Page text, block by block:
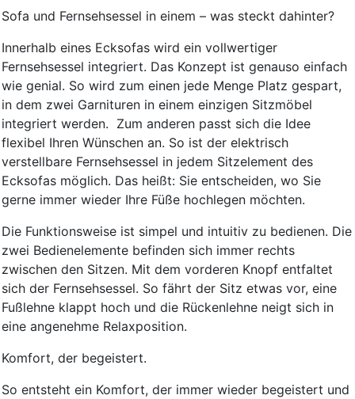
Sofa und Fernsehsessel in einem – was steckt dahinter?
Innerhalb eines Ecksofas wird ein vollwertiger
Fernsehsessel integriert. Das Konzept ist genauso einfach
wie genial. So wird zum einen jede Menge Platz gespart,
in dem zwei Garnituren in einem einzigen Sitzmöbel
integriert werden. Zum anderen passt sich die Idee
flexibel Ihren Wünschen an. So ist der elektrisch
verstellbare Fernsehsessel in jedem Sitzelement des
Ecksofas möglich. Das heißt: Sie entscheiden, wo Sie
gerne immer wieder Ihre Füße hochlegen möchten.
Die Funktionsweise ist simpel und intuitiv zu bedienen. Die
zwei Bedienelemente befinden sich immer rechts
zwischen den Sitzen. Mit dem vorderen Knopf entfaltet
sich der Fernsehsessel. So fährt der Sitz etwas vor, eine
Fußlehne klappt hoch und die Rückenlehne neigt sich in
eine angenehme Relaxposition.
Komfort, der begeistert.
So entsteht ein Komfort, der immer wieder begeistert und